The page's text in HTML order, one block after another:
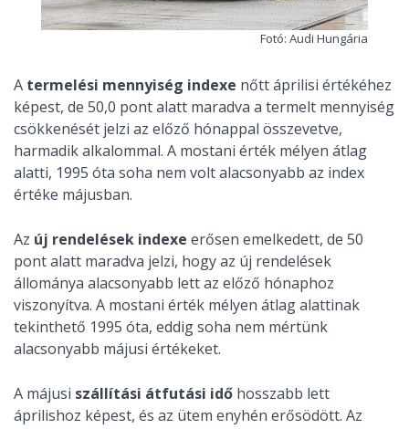
Fotó: Audi Hungária
A termelési mennyiség indexe nőtt áprilisi értékéhez
képest, de 50,0 pont alatt maradva a termelt mennyiség
csökkenését jelzi az előző hónappal összevetve,
harmadik alkalommal. A mostani érték mélyen átlag
alatti, 1995 óta soha nem volt alacsonyabb az index
értéke májusban.
Az új rendelések indexe erősen emelkedett, de 50
pont alatt maradva jelzi, hogy az új rendelések
állománya alacsonyabb lett az előző hónaphoz
viszonyítva. A mostani érték mélyen átlag alattinak
tekinthető 1995 óta, eddig soha nem mértünk
alacsonyabb májusi értékeket.
A májusi szállítási átfutási idő hosszabb lett
áprilishoz képest, és az ütem enyhén erősödött. Az